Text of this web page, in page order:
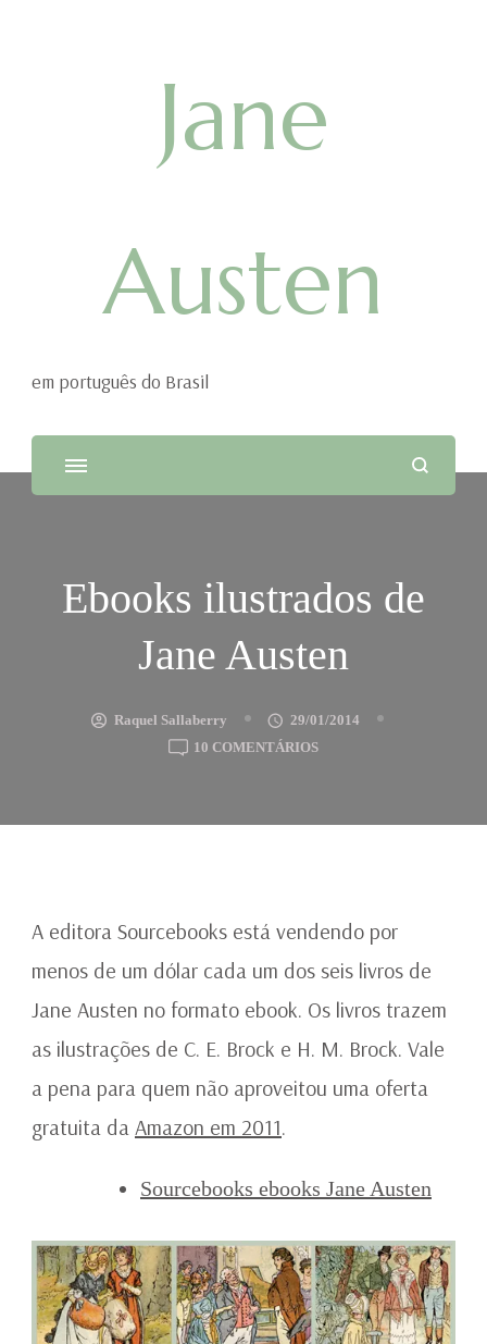
Jane
Austen
em português do Brasil
Ebooks ilustrados de
Jane Austen
Raquel Sallaberry
29/01/2014
10 COMENTÁRIOSEM
DE
A editora Sourcebooks está vendendo por
menos de um dólar cada um dos seis livros de
Jane Austen no formato ebook. Os livros trazem
as ilustrações de C. E. Brock e H. M. Brock. Vale
a pena para quem não aproveitou uma oferta
gratuita da Amazon em 2011.
Sourcebooks ebooks Jane Austen